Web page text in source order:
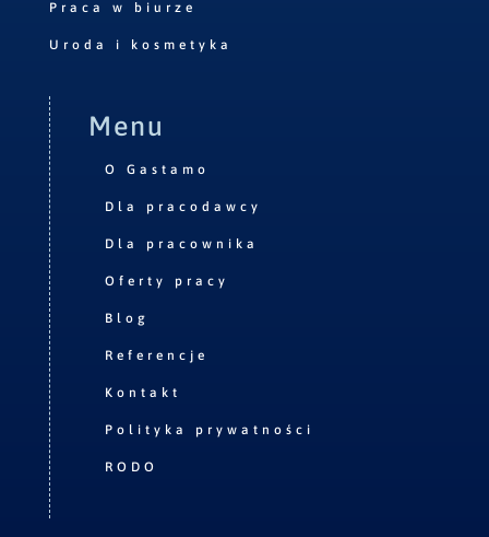
Praca w biurze
Uroda i kosmetyka
Menu
O Gastamo
Dla pracodawcy
Dla pracownika
Oferty pracy
Blog
Referencje
Kontakt
Polityka prywatności
RODO